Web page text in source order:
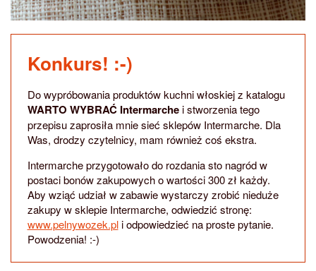
Konkurs! :-)
Do wypróbowania produktów kuchni włoskiej z katalogu
WARTO WYBRAĆ Intermarchei stworzenia tego
przepisu zaprosiła mnie sieć sklepów Intermarche. Dla
Was, drodzy czytelnicy, mam również coś ekstra.
Intermarche przygotowało do rozdania sto nagród w
postaci bonów zakupowych o wartości 300 zł każdy.
Aby wziąć udział w zabawie wystarczy zrobić nieduże
zakupy w sklepie Intermarche, odwiedzić stronę:
www.pelnywozek.pli odpowiedzieć na proste pytanie.
Powodzenia! :-)